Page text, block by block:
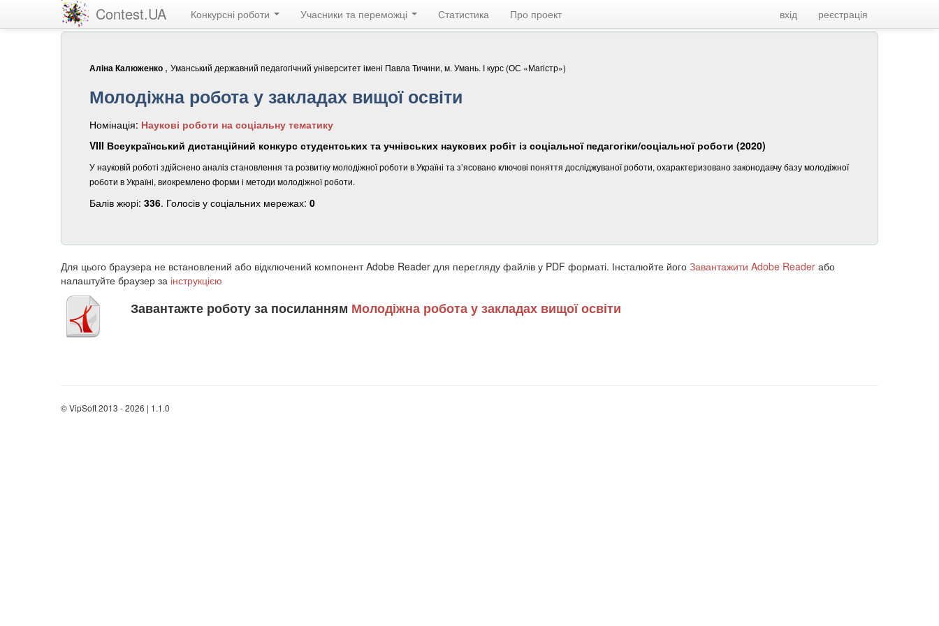
Contest.UA Конкурсні роботи Учасники та переможці Статистика Про проект вхід реєстрація
Аліна Калюженко , Уманський державний педагогічний університет імені Павла Тичини, м. Умань. I курс (ОС «Магістр»)
Молодіжна робота у закладах вищої освіти
Номінація: Наукові роботи на соціальну тематику
VIII Всеукраїнський дистанційний конкурс студентських та учнівських наукових робіт із соціальної педагогіки/соціальної роботи (2020)
У науковій роботі здійснено аналіз становлення та розвитку молодіжної роботи в Україні та з’ясовано ключові поняття досліджуваної роботи, охарактеризовано законодавчу базу молодіжної
роботи в Україні, виокремлено форми і методи молодіжної роботи.
Балів жюрі: 336. Голосів у соціальних мережах: 0
Для цього браузера не встановлений або відключений компонент Adobe Reader для перегляду файлів у PDF форматі. Інсталюйте його Завантажити Adobe Reader або
налаштуйте браузер за інструкцією
Завантажте роботу за посиланням Молодіжна робота у закладах вищої освіти
© VipSoft 2013 - 2026 | 1.1.0